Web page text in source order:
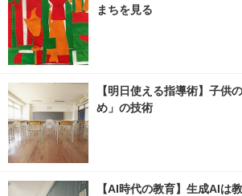
まちを見る
【明日使える指導術】子供
め」の技術
【AI時代の教育】生成AIは